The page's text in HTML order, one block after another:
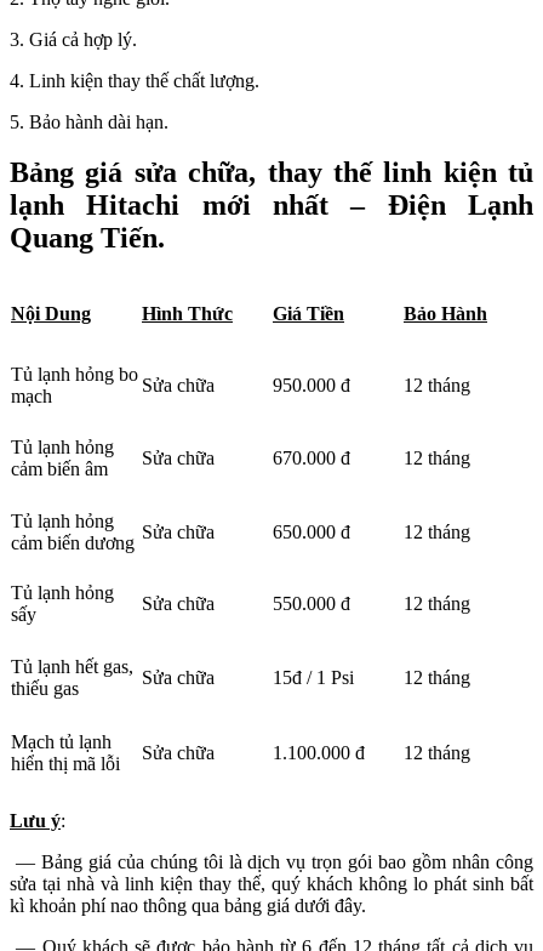
3. Giá cả hợp lý.
4. Linh kiện thay thế chất lượng.
5. Bảo hành dài hạn.
Bảng giá sửa chữa, thay thế linh kiện tủ
lạnh Hitachi mới nhất – Điện Lạnh
Quang Tiến.
Nội Dung Hình Thức Giá Tiền Bảo Hành
Tủ lạnh hỏng bo
mạch
Sửa chữa 950.000 đ 12 tháng
Tủ lạnh hỏng
cảm biến âm
Sửa chữa 670.000 đ 12 tháng
Tủ lạnh hỏng
cảm biến dương
Sửa chữa 650.000 đ 12 tháng
Tủ lạnh hỏng
sấy
Sửa chữa 550.000 đ 12 tháng
Tủ lạnh hết gas,
thiếu gas
Sửa chữa 15đ / 1 Psi 12 tháng
Mạch tủ lạnh
hiển thị mã lỗi
Sửa chữa 1.100.000 đ 12 tháng
Lưu ý:
— Bảng giá của chúng tôi là dịch vụ trọn gói bao gồm nhân công
sửa tại nhà và linh kiện thay thế, quý khách không lo phát sinh bất
kì khoản phí nao thông qua bảng giá dưới đây.